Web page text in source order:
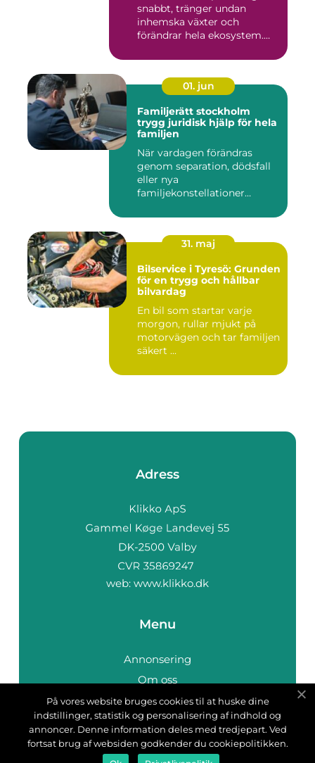
snabbt, tränger undan
inhemska växter och
förändrar hela ekosystem.
01. jun
Familjerätt stockholm
trygg juridisk hjälp för hela
familjen
När vardagen förändras
genom separation, dödsfall
eller nya
familjekonstellationer
31. maj
Bilservice i Tyresö: Grunden
för en trygg och hållbar
bilvardag
En bil som startar varje
morgon, rullar mjukt på
motorvägen och tar familjen
säkert ...
Adress
web: www.klikko.dk
Menu
Annonsering
Om oss
Cookies
Kontakta oss
Sitemap
På vores website bruges cookies til at huske dine
indstillinger, statistik og personalisering af indhold og
annoncer. Denne information deles med tredjepart. Ved
fortsat brug af websiden godkender du cookiepolitikken.